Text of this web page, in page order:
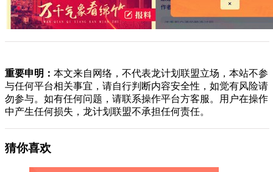
重要申明： 本文来自网络，不代表龙计划联盟立场，本站不参
与任何平台相关事宜，请自行判断内容安全性，如觉有风险请
勿参与。如有任何问题，请联系操作平台方客服。用户在操作
中产生任何损失，龙计划联盟不承担任何责任。
猜你喜欢